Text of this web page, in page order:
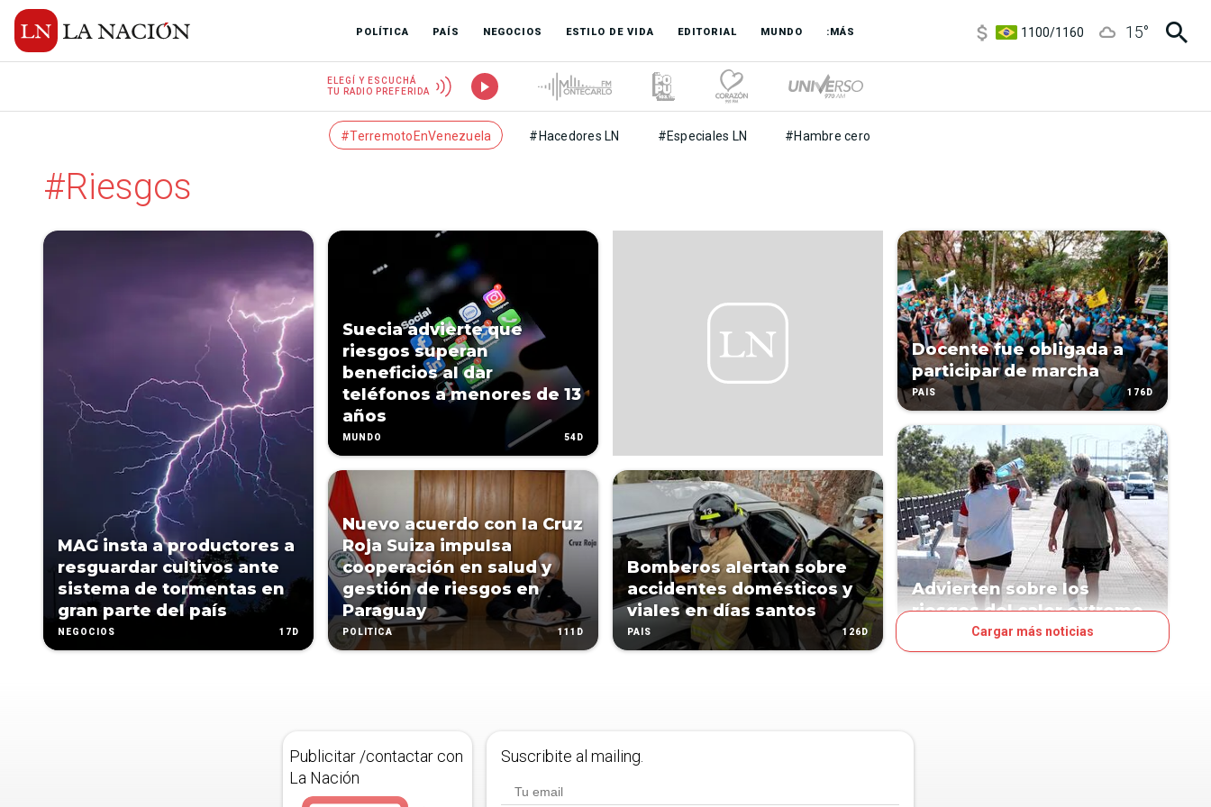
POLÍTICA PAÍS NEGOCIOS ESTILO DE VIDA EDITORIAL MUNDO :MÁS
1100/1160
15°
ELEGÍ Y ESCUCHÁ
TU RADIO PREFERIDA
#TerremotoEnVenezuela #Hacedores LN #Especiales LN #Hambre cero
#Riesgos
MAG insta a productores a
resguardar cultivos ante
sistema de tormentas en
gran parte del país
NEGOCIOS 17D
Suecia advierte que
riesgos superan
beneficios al dar
teléfonos a menores de 13
años
MUNDO 54D
Nuevo acuerdo con la Cruz
Roja Suiza impulsa
cooperación en salud y
gestión de riesgos en
Paraguay
POLÍTICA 111D
Bomberos alertan sobre
accidentes domésticos y
viales en días santos
PAÍS 126D
Docente fue obligada a
participar de marcha
PAÍS 176D
Advierten sobre los
riesgos del calor extremo
Cargar más noticias
Publicitar /contactar con
La Nación
Suscribite al mailing.